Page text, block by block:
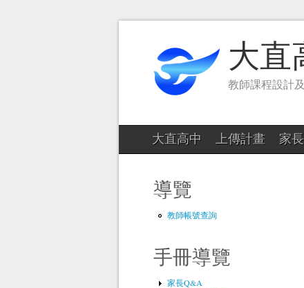
大直
教師課程設計
大直高中 上傳計畫 家長
導覽
教師帳號查詢
手冊導覽
家長Q&A